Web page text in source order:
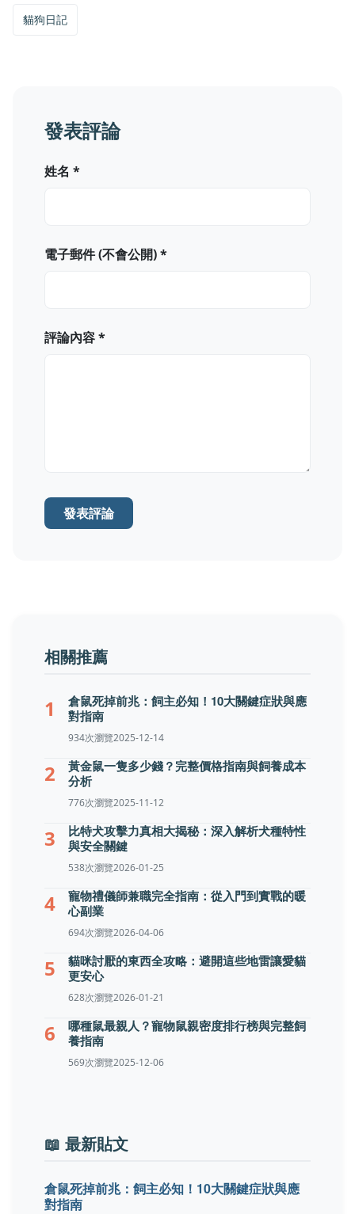
貓狗日記
發表評論
姓名 *
電子郵件 (不會公開) *
評論內容 *
發表評論
相關推薦
1
倉鼠死掉前兆：飼主必知！10大關鍵症狀與應
對指南
934次瀏覽2025-12-14
2
黃金鼠一隻多少錢？完整價格指南與飼養成本
分析
776次瀏覽2025-11-12
3
比特犬攻擊力真相大揭秘：深入解析犬種特性
與安全關鍵
538次瀏覽2026-01-25
4
寵物禮儀師兼職完全指南：從入門到實戰的暖
心副業
694次瀏覽2026-04-06
5
貓咪討厭的東西全攻略：避開這些地雷讓愛貓
更安心
628次瀏覽2026-01-21
6
哪種鼠最親人？寵物鼠親密度排行榜與完整飼
養指南
569次瀏覽2025-12-06
📖 最新貼文
倉鼠死掉前兆：飼主必知！10大關鍵症狀與應
對指南